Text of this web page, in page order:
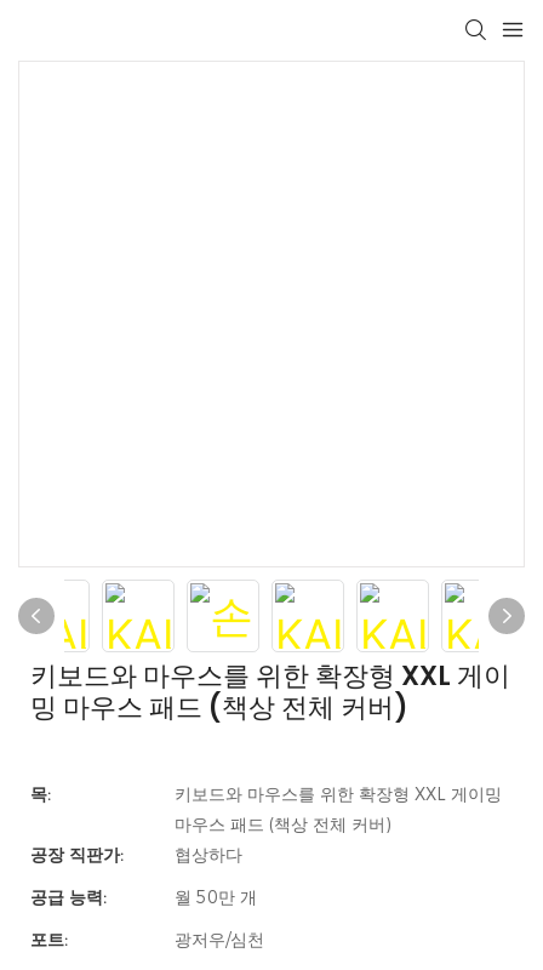
키보드와 마우스를 위한 확장형 XXL 게이
밍 마우스 패드 (책상 전체 커버)
목:
키보드와 마우스를 위한 확장형 XXL 게이밍
마우스 패드 (책상 전체 커버)
공장 직판가:
협상하다
공급 능력:
월 50만 개
포트:
광저우/심천